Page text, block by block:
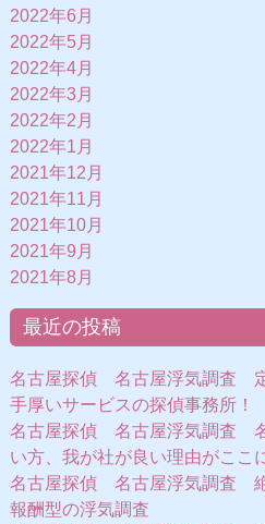
2022年6月
2022年5月
2022年4月
2022年3月
2022年2月
2022年1月
2021年12月
2021年11月
2021年10月
2021年9月
2021年8月
最近の投稿
名古屋探偵 名古屋浮気調査 定
手厚いサービスの探偵事務所！
名古屋探偵 名古屋浮気調査
い方、我が社が良い理由がここ
名古屋探偵 名古屋浮気調査
報酬型の浮気調査